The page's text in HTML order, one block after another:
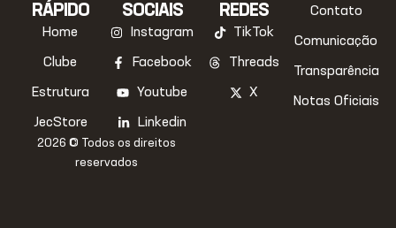
RÁPIDO
Home
Clube
Estrutura
JecStore
SOCIAIS
Instagram
Facebook
Youtube
Linkedin
REDES
TikTok
Threads
X
Contato
Comunicação
Transparência
Notas Oficiais
2026 © Todos os direitos
reservados